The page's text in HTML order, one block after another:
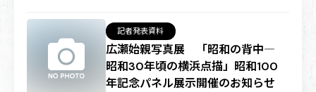
広瀬始親写真展 「昭和の背中―
昭和30年頃の横浜点描」昭和100
年記念パネル展示開催のお知らせ
記者発表資料